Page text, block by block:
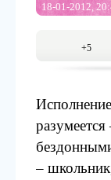
18-01-2012,
+5
–